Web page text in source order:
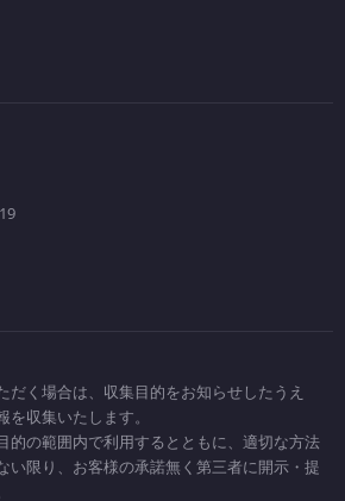
だく場合は、収集目的をお知らせしたうえ
収集いたします。
的の範囲内で利用するとともに、適切な方法
い限り、お客様の承諾無く第三者に開示・提